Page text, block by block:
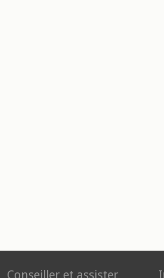
Conseiller et assister